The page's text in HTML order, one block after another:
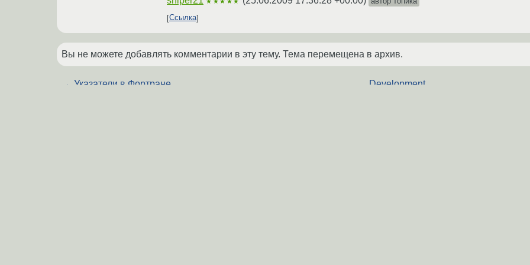
Ссылка
Вы не можете добавлять комментарии в эту тему. Тема перемещена в архив.
←Указатели в Фортране Development